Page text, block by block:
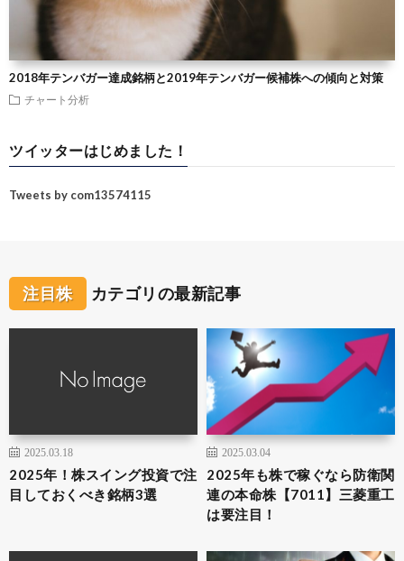
2018年テンバガー達成銘柄と2019年テンバガー候補株への傾向と対策
チャート分析
ツイッターはじめました！
Tweets by com13574115
注目株 カテゴリの最新記事
2025.03.18
2025年！株スイング投資で注
目しておくべき銘柄3選
2025.03.04
2025年も株で稼ぐなら防衛関
連の本命株【7011】三菱重工
は要注目！